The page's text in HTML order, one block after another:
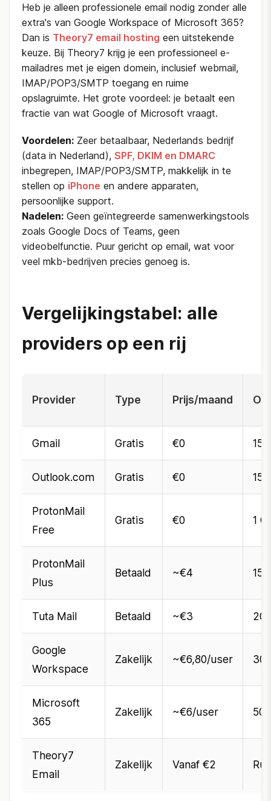
Heb je alleen professionele email nodig zonder alle
extra's van Google Workspace of Microsoft 365?
Dan is Theory7 email hosting een uitstekende
keuze. Bij Theory7 krijg je een professioneel e-
mailadres met je eigen domein, inclusief webmail,
IMAP/POP3/SMTP toegang en ruime
opslagruimte. Het grote voordeel: je betaalt een
fractie van wat Google of Microsoft vraagt.
Voordelen: Zeer betaalbaar, Nederlands bedrijf
(data in Nederland), SPF, DKIM en DMARC
inbegrepen, IMAP/POP3/SMTP, makkelijk in te
stellen op iPhone en andere apparaten,
persoonlijke support.
Nadelen: Geen geïntegreerde samenwerkingstools
zoals Google Docs of Teams, geen
videobelfunctie. Puur gericht op email, wat voor
veel mkb-bedrijven precies genoeg is.
Vergelijkingstabel: alle
providers op een rij
Provider Type Prijs/maand
Gmail Gratis €0 15
Outlook.com Gratis €0 15
ProtonMail
Free
Gratis €0 1
ProtonMail
Plus
Betaald ~€4 15
Tuta Mail Betaald ~€3 20
Google
Workspace
Zakelijk ~€6,80/user 30
Microsoft
365
Zakelijk ~€6/user 50
Theory7
Email
Zakelijk Vanaf €2